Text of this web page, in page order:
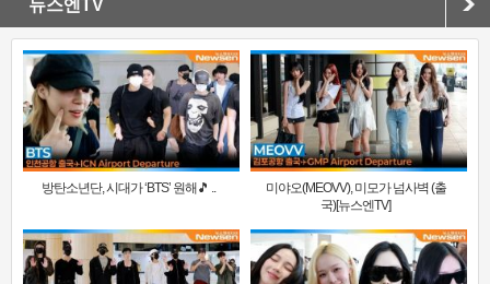
뉴스엔TV
방탄소년단, 시대가 ‘BTS’ 원해🎵 ..
미야오(MEOVV), 미모가 넘사벽 (출
국)[뉴스엔TV]